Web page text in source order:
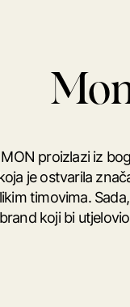
proizlazi iz
je ostvarila
timovima.
koji bi